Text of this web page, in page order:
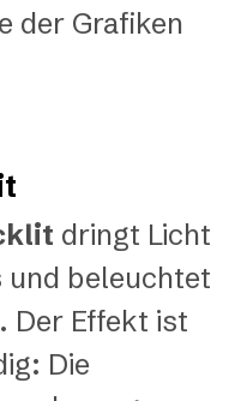
der Grafiken
dringt Licht
und beleuchtet
Der Effekt ist
Die